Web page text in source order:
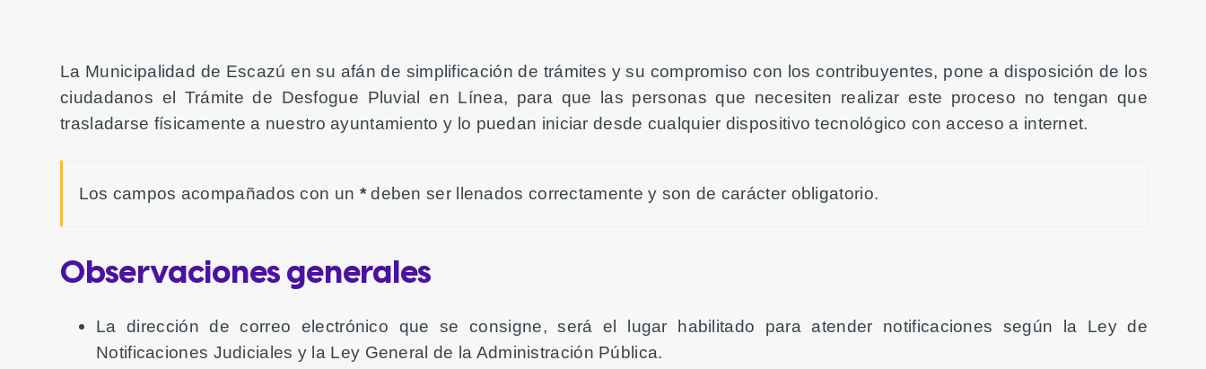
La Municipalidad de Escazú en su afán de simplificación de trámites y su compromiso con los contribuyentes, pone a disposición de los
ciudadanos el Trámite de Desfogue Pluvial en Línea, para que las personas que necesiten realizar este proceso no tengan que
trasladarse físicamente a nuestro ayuntamiento y lo puedan iniciar desde cualquier dispositivo tecnológico con acceso a internet.
Los campos acompañados con un *deben ser llenados correctamente y son de carácter obligatorio.
Observaciones generales
La dirección de correo electrónico que se consigne, será el lugar habilitado para atender notificaciones según la Ley de
Notificaciones Judiciales y la Ley General de la Administración Pública.